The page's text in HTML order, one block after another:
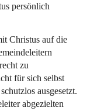
persönlich
Christus auf die
zu
für sich selbst
ausgesetzt.
abgezielten